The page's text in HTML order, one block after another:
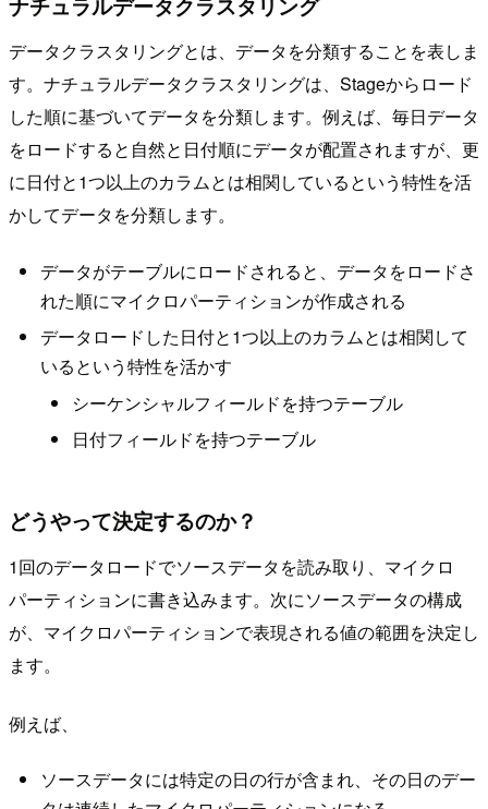
データクラスタリングとは、データを分類することを表しま
す。ナチュラルデータクラスタリングは、Stageからロード
した順に基づいてデータを分類します。例えば、毎日データ
をロードすると自然と日付順にデータが配置されますが、更
に日付と1つ以上のカラムとは相関しているという特性を活
かしてデータを分類します。
データがテーブルにロードされると、データをロードさ
れた順にマイクロパーティションが作成される
データロードした日付と1つ以上のカラムとは相関して
いるという特性を活かす
シーケンシャルフィールドを持つテーブル
日付フィールドを持つテーブル
どうやって決定するのか？
1回のデータロードでソースデータを読み取り、マイクロ
パーティションに書き込みます。次にソースデータの構成
が、マイクロパーティションで表現される値の範囲を決定し
ます。
例えば、
ソースデータには特定の日の行が含まれ、その日のデー